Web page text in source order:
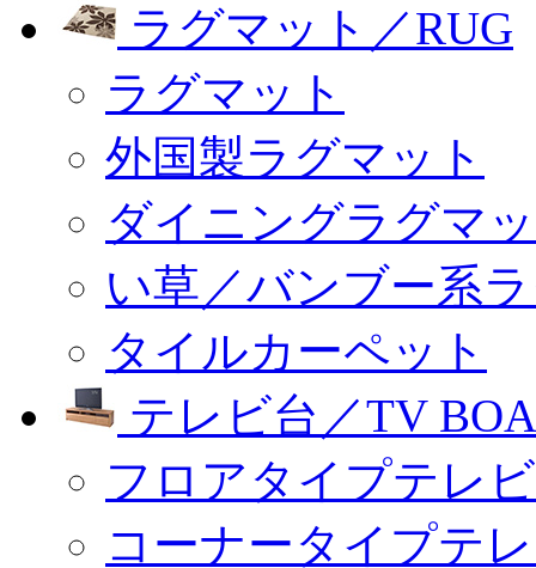
ラグマット／RUG
ラグマット
外国製ラグマット
ダイニングラグマ
い草／バンブー系
タイルカーペット
テレビ台／TV
フロアタイプテレ
コーナータイプテ